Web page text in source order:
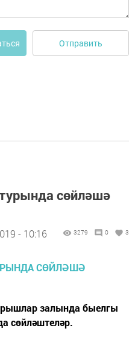
Отправить
сөйләшә
- 10:16 3279 0 3
залында быелгы
сөйләштеләр.